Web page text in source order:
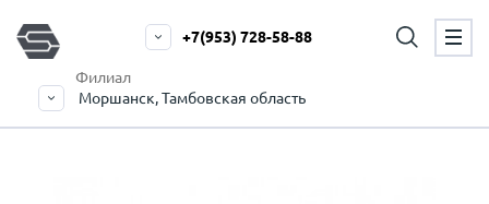
Филиал
Моршанск, Тамбовская область
+7(953) 728-58-88